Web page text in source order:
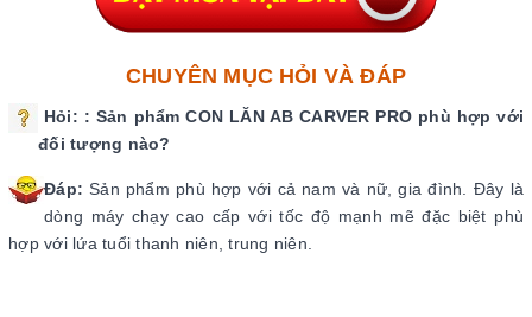
CHUYÊN MỤC HỎI VÀ ĐÁP
Hỏi: : Sản phẩm CON LĂN AB CARVER PRO phù hợp với
đối tượng nào?
Đáp:Sản phẩm phù hợp với cả nam và nữ, gia đình. Đây là
dòng máy chạy cao cấp với tốc độ mạnh mẽ đặc biệt phù
hợp với lứa tuổi thanh niên, trung niên.